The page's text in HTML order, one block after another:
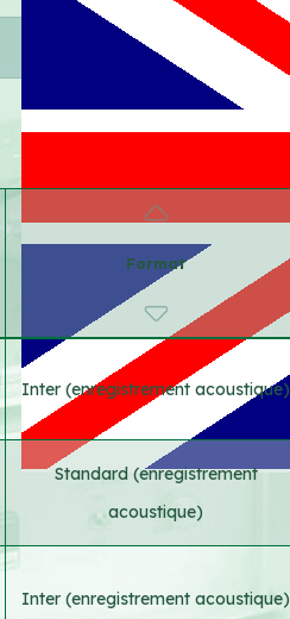
Format
Inter (enregistrement acoustique)
Standard (enregistrement
acoustique)
Inter (enregistrement acoustique)